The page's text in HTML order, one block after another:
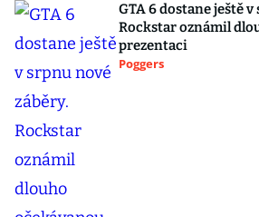
GTA 6 dostane ještě
Rockstar oznámil
prezentaci
Poggers